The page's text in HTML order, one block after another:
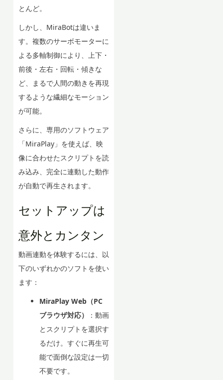
とんど。
しかし、MiraBotは違いま
す。複数のサーボモーターに
よる多軸制御により、上下・
前後・左右・回転・傾きな
ど、まるで人間の動きを再現
するような繊細なモーション
が可能。
さらに、専用のソフトウェア
「MiraPlay」を使えば、映
像に合わせたスクリプトを読
み込み、完全に連動した動作
が自動で再生されます。
セットアップは
意外とカンタン
動画連動を体験するには、以
下のいずれかのソフトを使い
ます：
MiraPlay Web（PC
ブラウザ対応）
：動画
とスクリプトを選択す
るだけ。すぐに再生可
能で面倒な設定は一切
不要です。